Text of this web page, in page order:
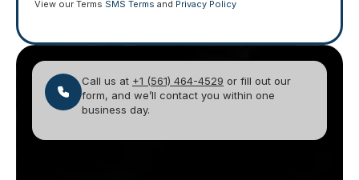
View our Terms SMS Terms and Privacy Policy
Call us at +1 (561) 464-4529 or fill out our
form, and we’ll contact you within one
business day.